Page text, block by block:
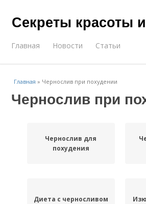
Секреты красоты
Главная Новости Статьи
Главная » Чернослив при похудении
Чернослив при
Чернослив для
похудения
Диета с черносливом